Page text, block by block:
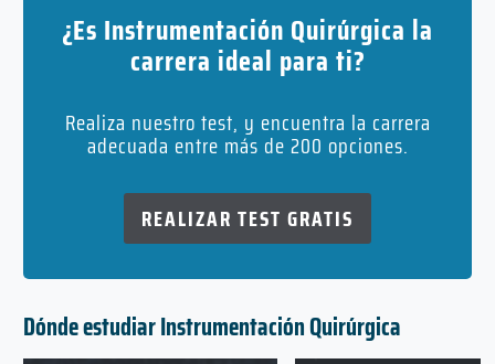
¿Es Instrumentación Quirúrgica la
carrera ideal para ti?
Realiza nuestro test, y encuentra la carrera
adecuada entre más de 200 opciones.
REALIZAR TEST GRATIS
Dónde estudiar Instrumentación Quirúrgica